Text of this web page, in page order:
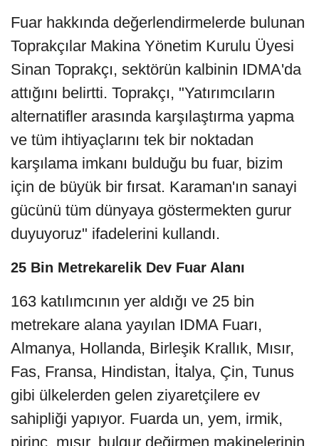
Fuar hakkında değerlendirmelerde bulunan
Toprakçılar Makina Yönetim Kurulu Üyesi
Sinan Toprakçı, sektörün kalbinin IDMA'da
attığını belirtti. Toprakçı, "Yatırımcıların
alternatifler arasında karşılaştırma yapma
ve tüm ihtiyaçlarını tek bir noktadan
karşılama imkanı bulduğu bu fuar, bizim
için de büyük bir fırsat. Karaman'ın sanayi
gücünü tüm dünyaya göstermekten gurur
duyuyoruz" ifadelerini kullandı.
25 Bin Metrekarelik Dev Fuar Alanı
163 katılımcının yer aldığı ve 25 bin
metrekare alana yayılan IDMA Fuarı,
Almanya, Hollanda, Birleşik Krallık, Mısır,
Fas, Fransa, Hindistan, İtalya, Çin, Tunus
gibi ülkelerden gelen ziyaretçilere ev
sahipliği yapıyor. Fuarda un, yem, irmik,
pirinç, mısır, bulgur değirmen makinelerinin